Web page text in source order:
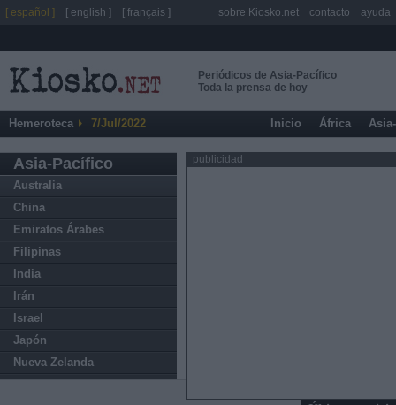
Periódicos de Asia-Pacífico
Toda la prensa de hoy
Hemeroteca 7/Jul/2022 Inicio África
Asia-Pacífico
Australia
China
Emiratos Árabes
Filipinas
India
Irán
Israel
Japón
Nueva Zelanda
publicidad
[ español ] [ english ] [ français ] sobre Kiosko.net contacto ayuda